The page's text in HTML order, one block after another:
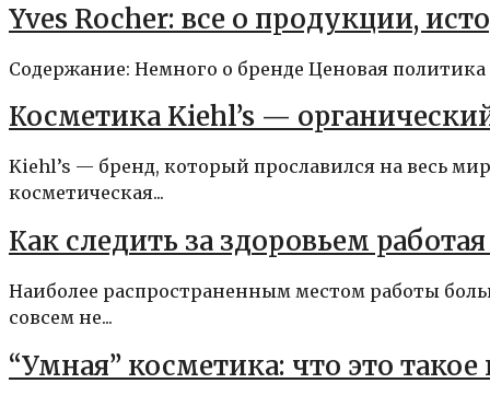
Yves Rocher: все о продукции,
Содержание: Немного о бренде Ценовая
Косметика Kiehl’s —
Kiehl’s — бренд, который прославился на весь
косметическая...
Как следить за здоровьем
Наиболее распространенным местом работы
совсем не...
“Умная” косметика: что это такое